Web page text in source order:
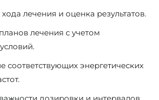
лечения и оценка результатов.
лечения с учетом
соответствующих энергетических